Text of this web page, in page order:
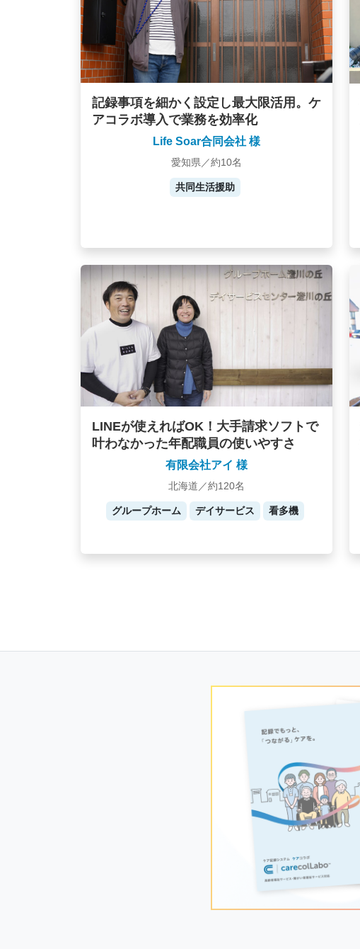
記録事項を細かく設定し最大限活用。ケ
アコラボ導入で業務を効率化
Life Soar合同会社 様
愛知県／約10名
共同生活援助
LINEが使えればOK！大手請求ソフトで
叶わなかった年配職員の使いやすさ
有限会社アイ 様
北海道／約120名
グループホーム デイサービス 看多機